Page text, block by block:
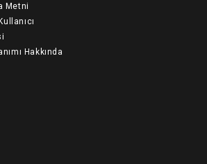
Metni
Hakkında